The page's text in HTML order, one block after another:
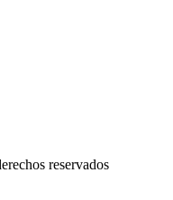
derechos reservados